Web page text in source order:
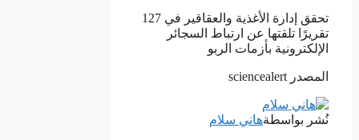
تحقق إدارة الأغذية والعقاقير في 127
تقريرًا تلقتها عن ارتباط السجائر
الإلكترونية بأزمات الربو
المصدر sciencealert
نُشر بواسطةهاني سلام